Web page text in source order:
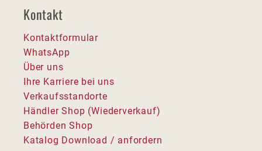
Kontakt
Kontaktformular
WhatsApp
Über uns
Ihre Karriere bei uns
Verkaufsstandorte
Händler Shop (Wiederverkauf)
Behörden Shop
Katalog Download / anfordern